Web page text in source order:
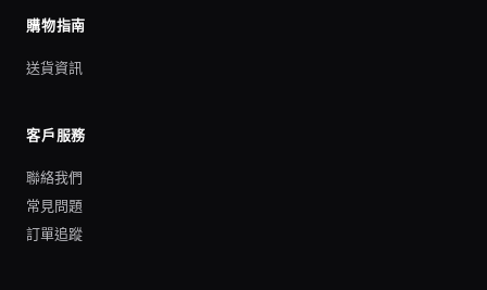
購物指南
送貨資訊
客戶服務
聯絡我們
常見問題
訂單追蹤